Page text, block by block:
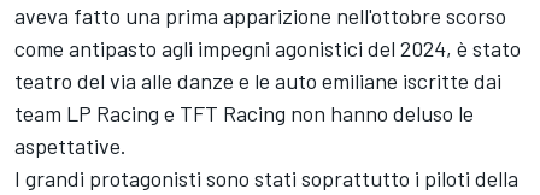
aveva fatto una prima apparizione nell'ottobre scorso
come antipasto agli impegni agonistici del 2024, è stato
teatro del via alle danze e le auto emiliane iscritte dai
team LP Racing e TFT Racing non hanno deluso le
aspettative.
I grandi protagonisti sono stati soprattutto i piloti della